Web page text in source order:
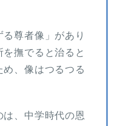
尊者像」があり
撫でると治ると
、像はつるつる
、中学時代の恩